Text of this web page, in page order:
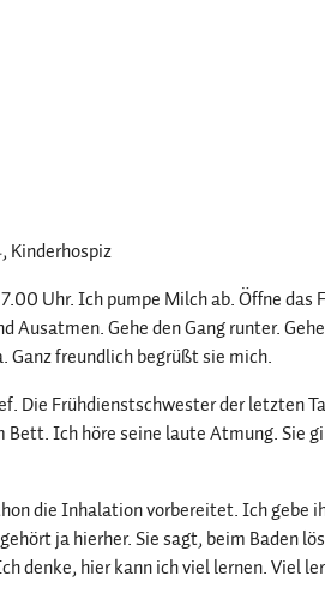
, Kinderhospiz
Uhr. Ich pumpe Milch ab. Öffne das
Ausatmen. Gehe den Gang runter.
Ganz freundlich begrüßt sie mich.
Die Frühdienstschwester der letzten
Bett. Ich höre seine laute Atmung. Sie
die Inhalation vorbereitet. Ich gebe
ja hierher. Sie sagt, beim Baden
denke, hier kann ich viel lernen. Viel